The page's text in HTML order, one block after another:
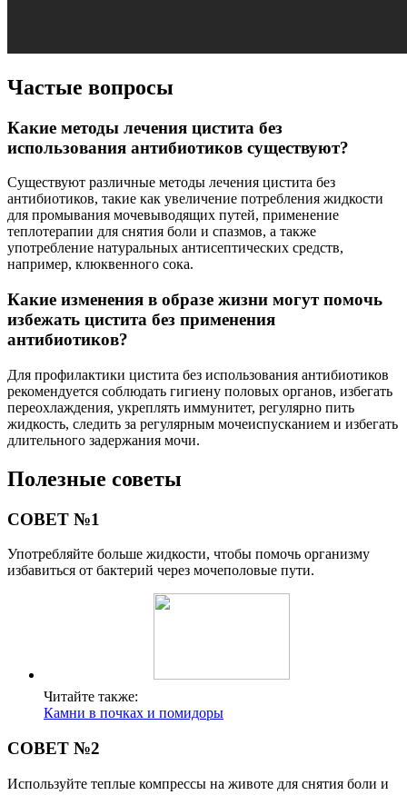
Частые вопросы
Какие методы лечения цистита без
использования антибиотиков существуют?
Существуют различные методы лечения цистита без
антибиотиков, такие как увеличение потребления жидкости
для промывания мочевыводящих путей, применение
теплотерапии для снятия боли и спазмов, а также
употребление натуральных антисептических средств,
например, клюквенного сока.
Какие изменения в образе жизни могут помочь
избежать цистита без применения
антибиотиков?
Для профилактики цистита без использования антибиотиков
рекомендуется соблюдать гигиену половых органов, избегать
переохлаждения, укреплять иммунитет, регулярно пить
жидкость, следить за регулярным мочеиспусканием и избегать
длительного задержания мочи.
Полезные советы
СОВЕТ №1
Употребляйте больше жидкости, чтобы помочь организму
избавиться от бактерий через мочеполовые пути.
Читайте также:
Камни в почках и помидоры
СОВЕТ №2
Используйте теплые компрессы на животе для снятия боли и